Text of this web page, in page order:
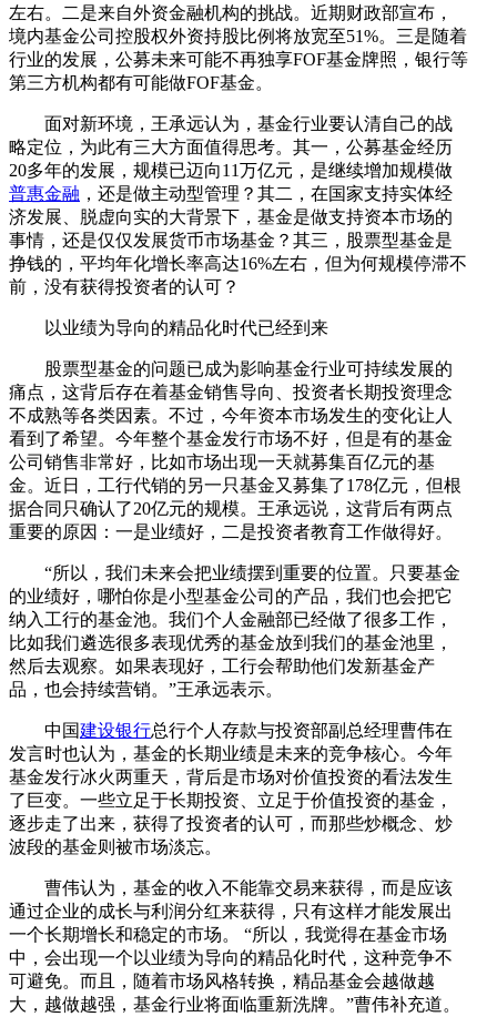
左右。二是来自外资金融机构的挑战。近期财政部宣布，
境内基金公司控股权外资持股比例将放宽至51%。三是随着
行业的发展，公募未来可能不再独享FOF基金牌照，银行等
第三方机构都有可能做FOF基金。
面对新环境，王承远认为，基金行业要认清自己的战
略定位，为此有三大方面值得思考。其一，公募基金经历
20多年的发展，规模已迈向11万亿元，是继续增加规模做
普惠金融 ，还是做主动型管理？其二，在国家支持实体经
济发展、脱虚向实的大背景下，基金是做支持资本市场的
事情，还是仅仅发展货币市场基金？其三，股票型基金是
挣钱的，平均年化增长率高达16%左右，但为何规模停滞不
前，没有获得投资者的认可？
以业绩为导向的精品化时代已经到来
股票型基金的问题已成为影响基金行业可持续发展的
痛点，这背后存在着基金销售导向、投资者长期投资理念
不成熟等各类因素。不过，今年资本市场发生的变化让人
看到了希望。今年整个基金发行市场不好，但是有的基金
公司销售非常好，比如市场出现一天就募集百亿元的基
金。近日，工行代销的另一只基金又募集了178亿元，但根
据合同只确认了20亿元的规模。王承远说，这背后有两点
重要的原因：一是业绩好，二是投资者教育工作做得好。
“所以，我们未来会把业绩摆到重要的位置。只要基金
的业绩好，哪怕你是小型基金公司的产品，我们也会把它
纳入工行的基金池。我们个人金融部已经做了很多工作，
比如我们遴选很多表现优秀的基金放到我们的基金池里，
然后去观察。如果表现好，工行会帮助他们发新基金产
品，也会持续营销。”王承远表示。
中国建设银行总行个人存款与投资部副总经理曹伟在
发言时也认为，基金的长期业绩是未来的竞争核心。今年
基金发行冰火两重天，背后是市场对价值投资的看法发生
了巨变。一些立足于长期投资、立足于价值投资的基金，
逐步走了出来，获得了投资者的认可，而那些炒概念、炒
波段的基金则被市场淡忘。
曹伟认为，基金的收入不能靠交易来获得，而是应该
通过企业的成长与利润分红来获得，只有这样才能发展出
一个长期增长和稳定的市场。 “所以，我觉得在基金市场
中，会出现一个以业绩为导向的精品化时代，这种竞争不
可避免。而且，随着市场风格转换，精品基金会越做越
大，越做越强，基金行业将面临重新洗牌。”曹伟补充道。